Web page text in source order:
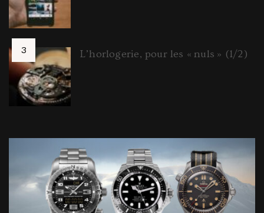
L’horlogerie, pour les « nuls » (1/2)